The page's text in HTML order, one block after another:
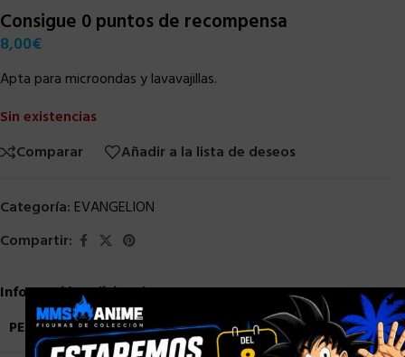
Consigue 0 puntos de recompensa
8,00€
Apta para microondas y lavavajillas.
Sin existencias
Comparar
Añadir a la lista de deseos
Categoría: EVANGELION
Compartir:
Información adicional
PESO
0,8 kg
×